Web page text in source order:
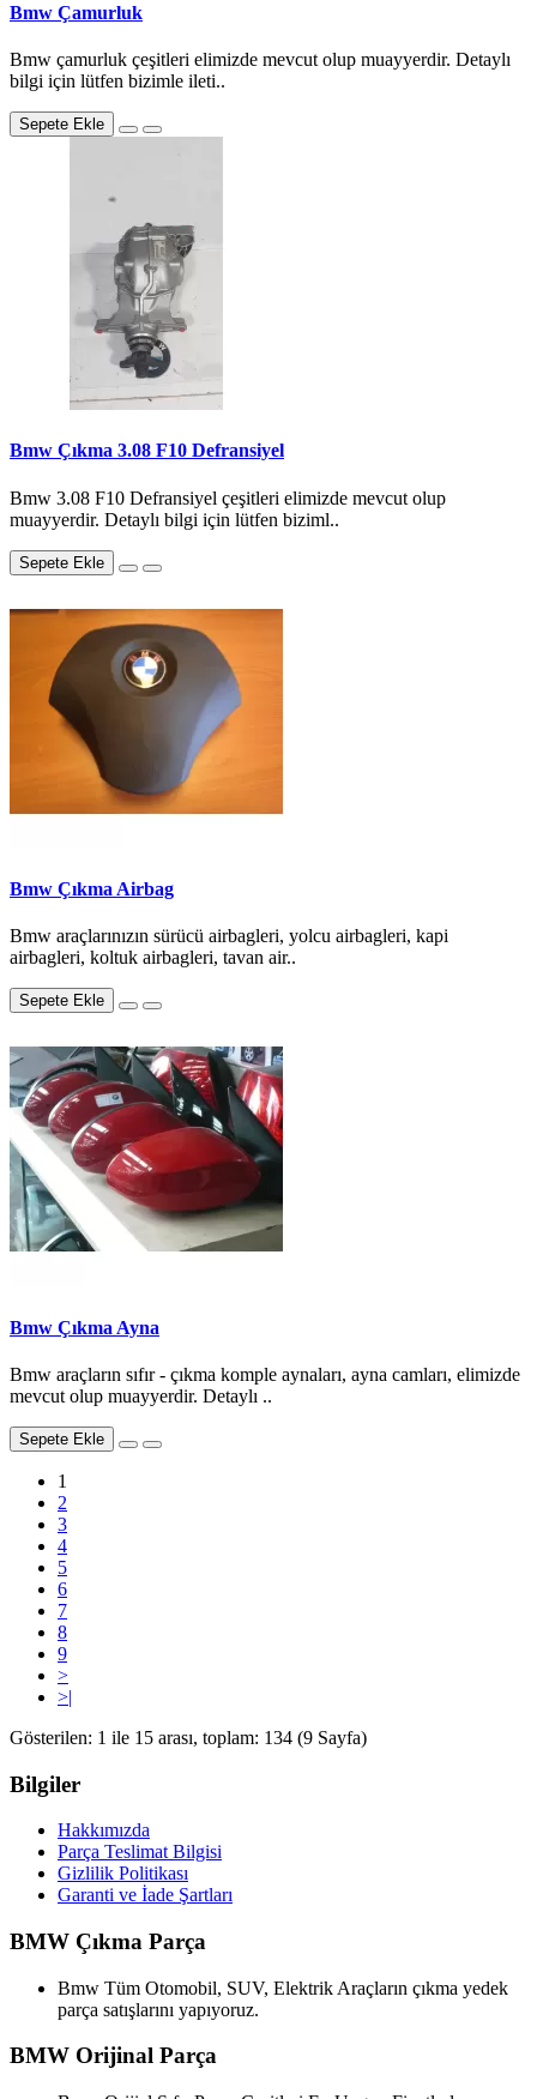
Bmw Çamurluk
Bmw çamurluk çeşitleri elimizde mevcut olup muayyerdir. Detaylı
bilgi için lütfen bizimle ileti..
Sepete Ekle
Bmw Çıkma 3.08 F10 Defransiyel
Bmw 3.08 F10 Defransiyel çeşitleri elimizde mevcut olup
muayyerdir. Detaylı bilgi için lütfen biziml..
Sepete Ekle
Bmw Çıkma Airbag
Bmw araçlarınızın sürücü airbagleri, yolcu airbagleri, kapi
airbagleri, koltuk airbagleri, tavan air..
Sepete Ekle
Bmw Çıkma Ayna
Bmw araçların sıfır - çıkma komple aynaları, ayna camları, elimizde
mevcut olup muayyerdir. Detaylı ..
Sepete Ekle
1
2
3
4
5
6
7
8
9
>
>|
Gösterilen: 1 ile 15 arası, toplam: 134 (9 Sayfa)
Bilgiler
Hakkımızda
Parça Teslimat Bilgisi
Gizlilik Politikası
Garanti ve İade Şartları
BMW Çıkma Parça
Bmw Tüm Otomobil, SUV, Elektrik Araçların çıkma yedek
parça satışlarını yapıyoruz.
BMW Orijinal Parça